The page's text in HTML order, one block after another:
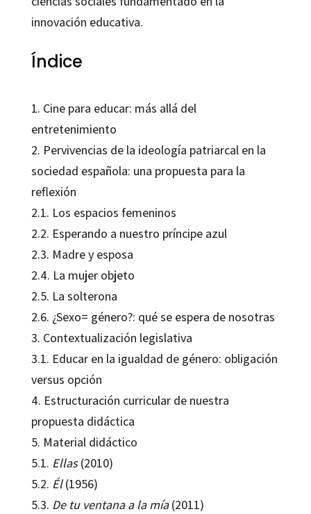
innovación educativa.
Índice
1. Cine para educar: más allá del
entretenimiento
2. Pervivencias de la ideología patriarcal en la
sociedad española: una propuesta para la
reflexión
2.1. Los espacios femeninos
2.2. Esperando a nuestro príncipe azul
2.3. Madre y esposa
2.4. La mujer objeto
2.5. La solterona
2.6. ¿Sexo= género?: qué se espera de nosotras
3. Contextualización legislativa
3.1. Educar en la igualdad de género: obligación
versus opción
4. Estructuración curricular de nuestra
propuesta didáctica
5. Material didáctico
5.1. Ellas(2010)
5.2. Él(1956)
5.3. De tu ventana a la mía(2011)